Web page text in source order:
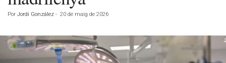
Por Jordi González - 20 de maig de 2026